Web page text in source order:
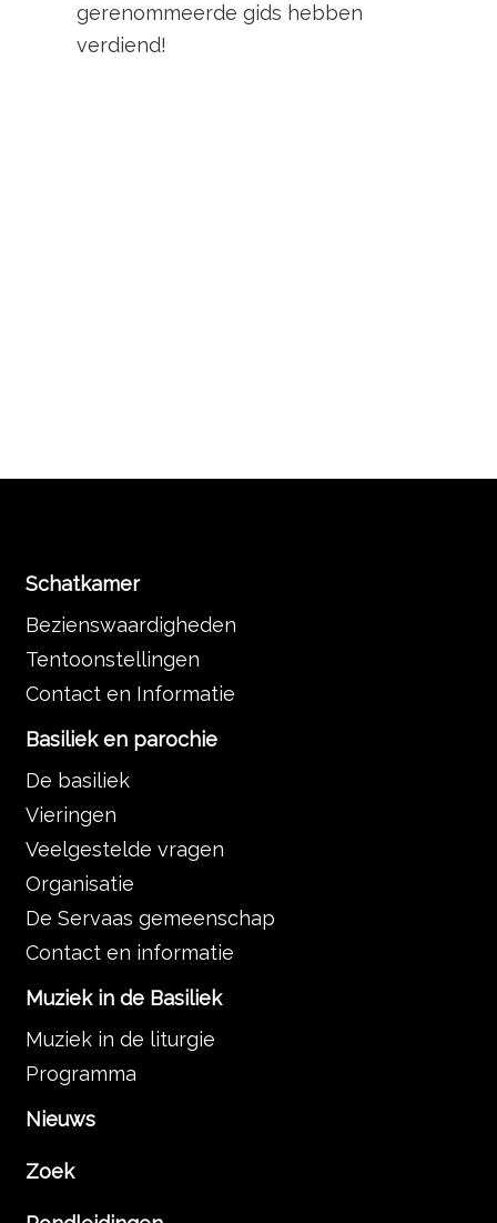
gerenommeerde gids hebben
verdiend!
Schatkamer
Bezienswaardigheden
Tentoonstellingen
Contact en Informatie
Basiliek en parochie
De basiliek
Vieringen
Veelgestelde vragen
Organisatie
De Servaas gemeenschap
Contact en informatie
Muziek in de Basiliek
Muziek in de liturgie
Programma
Nieuws
Zoek